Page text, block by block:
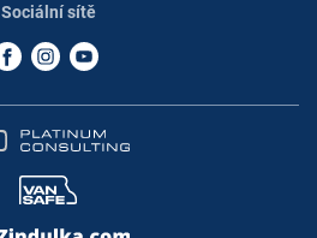
Sociální sítě